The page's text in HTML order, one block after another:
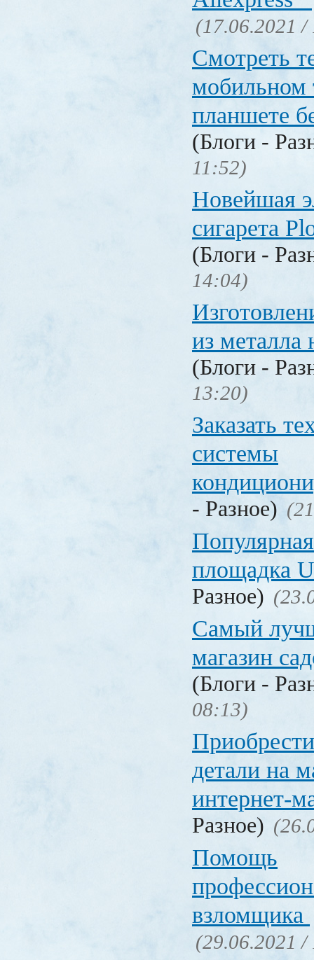
(17.06.2021 /
Смотреть
мобильном
планшете
(Блоги -
11:52)
Новейшая
сигарета
(Блоги -
14:04)
из
(Блоги -
13:20)
Заказать
системы
- Разное)
площадка
Разное)
Самый
магазин
(Блоги -
08:13)
детали на
интернет-
Разное)
Помощь
взломщика
(29.06.2021 /